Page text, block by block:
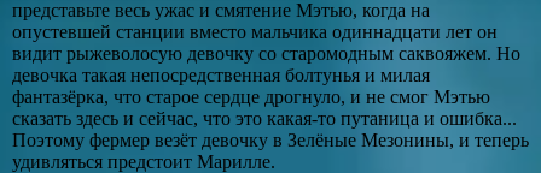
представьте весь ужас и смятение Мэтью, когда на
опустевшей станции вместо мальчика одиннадцати лет он
видит рыжеволосую девочку со старомодным саквояжем. Но
девочка такая непосредственная болтунья и милая
фантазёрка, что старое сердце дрогнуло, и не смог Мэтью
сказать здесь и сейчас, что это какая-то путаница и ошибка...
Поэтому фермер везёт девочку в Зелёные Мезонины, и теперь
удивляться предстоит Марилле.